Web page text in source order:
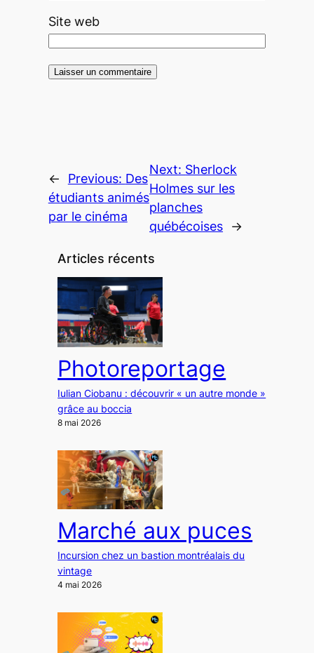
Site web
← Previous: Des
étudiants animés
par le cinéma
Next: Sherlock
Holmes sur les
planches
québécoises
→
Articles récents
Photoreportage
Iulian Ciobanu : découvrir « un autre monde »
grâce au boccia
8 mai 2026
Marché aux puces
Incursion chez un bastion montréalais du
vintage
4 mai 2026